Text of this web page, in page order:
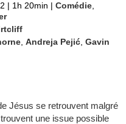
| 1h 20min | Comédie
,Andreja Pejić ,Gavin
Jésus se retrouvent malgré
une issue possible